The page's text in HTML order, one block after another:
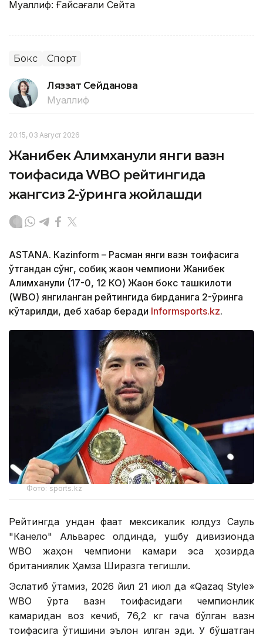
Муаллиф: Ғайсағали Сейтақ
Бокс Спорт
Ляззат Сейданова
Муаллиф
20:15, 03 Август 2026
Жанибек Алимханули янги вазн
тоифасида WBO рейтингида
жангсиз 2-ўринга жойлашди
ASTANА. Кazinform – Расман янги вазн тоифасига
ўтгандан сўнг, собиқ жаҳон чемпиони Жанибек
Алимханули (17-0, 12 КО) Жаҳон бокс ташкилоти
(WBО) янгиланган рейтингида бирданига 2-ўринга
кўтарилди, деб хабар беради Informsports.kz.
Фото: sports.kz
Рейтингда ундан фақат мексикалик юлдуз Сауль
"Канело" Альварес олдинда, ушбу дивизионда
WBО жаҳон чемпиони камари эса ҳозирда
британиялик Ҳамза Ширазга тегишли.
Эслатиб ўтамиз, 2026 йил 21 июл да «Qazaq Style»
WВО ўрта вазн тоифасидаги чемпионлик
камаридан воз кечиб, 76,2 кг гача бўлган вазн
тоифасига ўтишини эълон қилган эди. У бўшатган